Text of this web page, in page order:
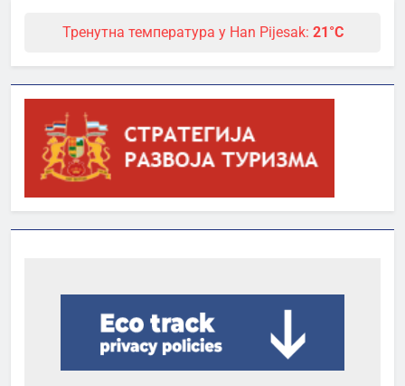
Тренутна температура у Han Pijesak: 21°C